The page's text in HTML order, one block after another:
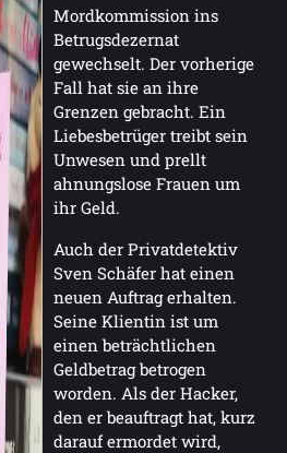
Mordkommission ins
Betrugsdezernat
gewechselt. Der vorherige
Fall hat sie an ihre
Grenzen gebracht. Ein
Liebesbetrüger treibt sein
Unwesen und prellt
ahnungslose Frauen um
ihr Geld.
Auch der Privatdetektiv
Sven Schäfer hat einen
neuen Auftrag erhalten.
Seine Klientin ist um
einen beträchtlichen
Geldbetrag betrogen
worden. Als der Hacker,
den er beauftragt hat, kurz
darauf ermordet wird,